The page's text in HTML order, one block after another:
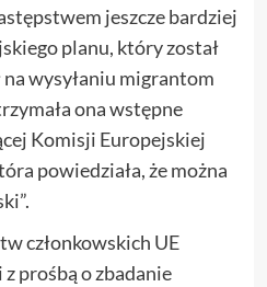
jeszcze bardziej
planu, który został
wysyłaniu migrantom
ona wstępne
Komisji Europejskiej
powiedziała, że można
członkowskich UE
prośbą o zbadanie